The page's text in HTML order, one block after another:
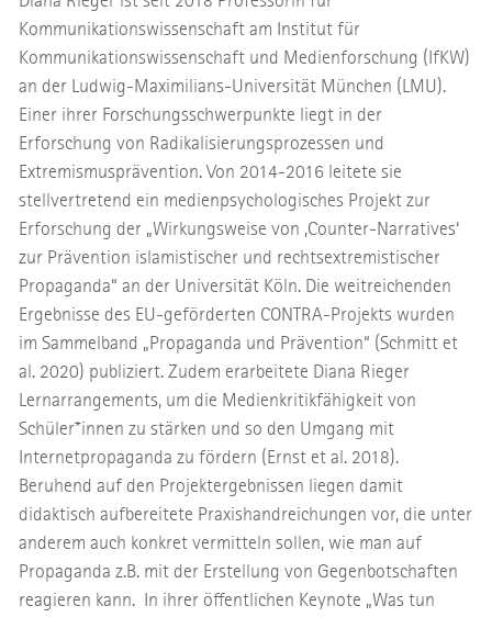
Kommunikationswissenschaft am Institut für
Kommunikationswissenschaft und Medienforschung (IfKW)
an der Ludwig-Maximilians-Universität München (LMU).
Einer ihrer Forschungsschwerpunkte liegt in der
Erforschung von Radikalisierungsprozessen und
Extremismusprävention. Von 2014-2016 leitete sie
stellvertretend ein medienpsychologisches Projekt zur
Erforschung der „Wirkungsweise von ‚Counter-Narratives‘
zur Prävention islamistischer und rechtsextremistischer
Propaganda“ an der Universität Köln. Die weitreichenden
Ergebnisse des EU-geförderten CONTRA-Projekts wurden
im Sammelband „Propaganda und Prävention“ (Schmitt et
al. 2020) publiziert. Zudem erarbeitete Diana Rieger
Lernarrangements, um die Medienkritikfähigkeit von
Schüler*innen zu stärken und so den Umgang mit
Internetpropaganda zu fördern (Ernst et al. 2018).
Beruhend auf den Projektergebnissen liegen damit
didaktisch aufbereitete Praxishandreichungen vor, die unter
anderem auch konkret vermitteln sollen, wie man auf
Propaganda z.B. mit der Erstellung von Gegenbotschaften
reagieren kann. In ihrer öffentlichen Keynote „Was tun